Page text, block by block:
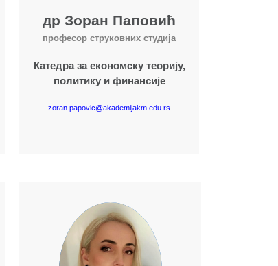
др Зоран Паповић
професор струковних студија
Катедра за економску теорију,
политику и финансије
zoran.papovic@akademijakm.edu.rs
Више о наставнику